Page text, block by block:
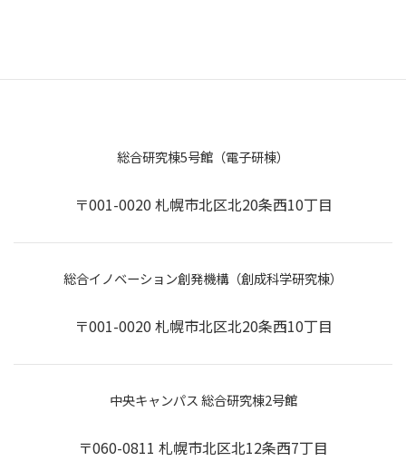
総合研究棟5号館（電子研棟）
〒001-0020 札幌市北区北20条西10丁目
総合イノベーション創発機構（創成科学研究棟）
〒001-0020 札幌市北区北20条西10丁目
中央キャンパス 総合研究棟2号館
〒060-0811 札幌市北区北12条西7丁目